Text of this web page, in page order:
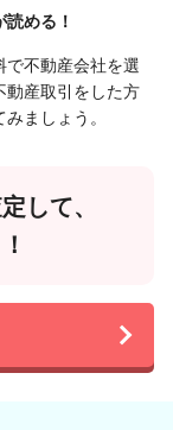
読める！
で不動産会社を選
動産取引をした方
ましょう。
して、